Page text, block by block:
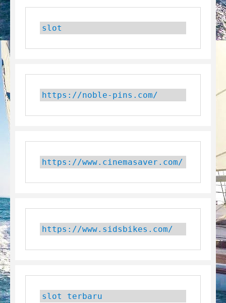
slot
https://noble-pins.com/
https://www.cinemasaver.com/
https://www.sidsbikes.com/
slot terbaru